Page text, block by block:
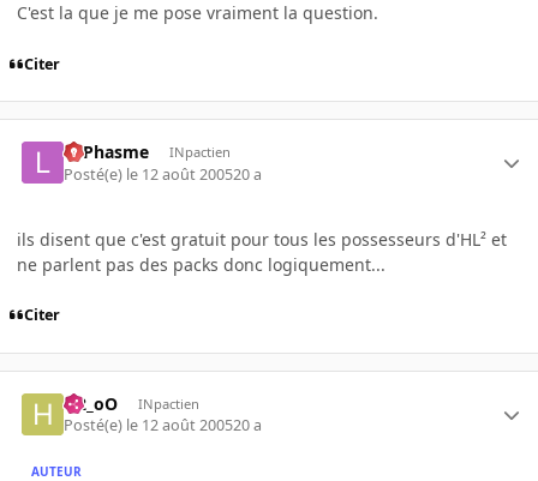
C'est la que je me pose vraiment la question.
Citer
LePhasme INpactien
Posté(e) le 12 août 200520 a
ils disent que c'est gratuit pour tous les possesseurs d'HL² et
ne parlent pas des packs donc logiquement...
Citer
H2_oO INpactien
Posté(e) le 12 août 200520 a
AUTEUR